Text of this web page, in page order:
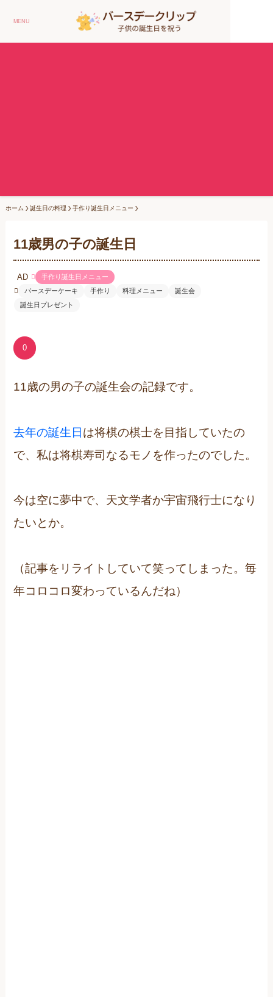
MENU
ホーム 誕生日の料理 手作り誕生日メニュー
11歳男の子の誕生日
AD
手作り誕生日メニュー
バースデーケーキ
手作り 料理メニュー
誕生会
誕生日プレゼント
0
11歳の男の子の誕生会の記録です。
去年の誕生日は将棋の棋士を目指していたの
で、私は将棋寿司なるモノを作ったのでした。
今は空に夢中で、天文学者か宇宙飛行士になり
たいとか。
（記事をリライトしていて笑ってしまった。毎
年コロコロ変わっているんだね）